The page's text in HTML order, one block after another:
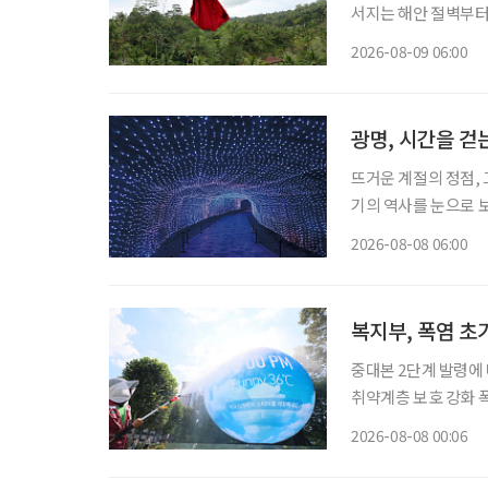
서지는 해안 절벽부
2026-08-09 06:00
광명, 시간을 걷
뜨거운 계절의 정점,
기의 역사를 눈으로
2026-08-08 06:00
복지부, 폭염 초
중대본 2단계 발령
취약계층 보호 강화 폭염
2026-08-08 00:06